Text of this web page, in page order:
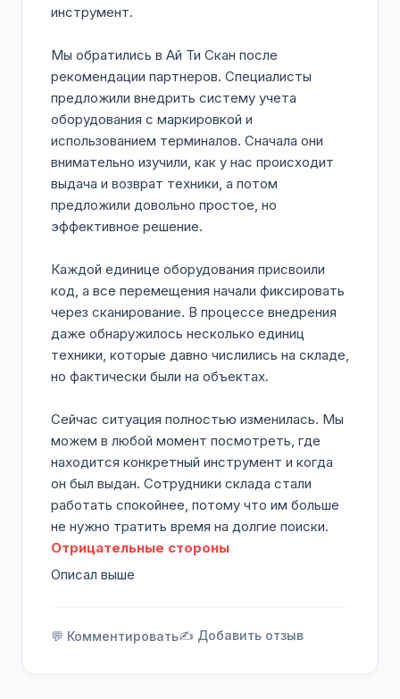
инструмент.
Мы обратились в Ай Ти Скан после
рекомендации партнеров. Специалисты
предложили внедрить систему учета
оборудования с маркировкой и
использованием терминалов. Сначала они
внимательно изучили, как у нас происходит
выдача и возврат техники, а потом
предложили довольно простое, но
эффективное решение.
Каждой единице оборудования присвоили
код, а все перемещения начали фиксировать
через сканирование. В процессе внедрения
даже обнаружилось несколько единиц
техники, которые давно числились на складе,
но фактически были на объектах.
Сейчас ситуация полностью изменилась. Мы
можем в любой момент посмотреть, где
находится конкретный инструмент и когда
он был выдан. Сотрудники склада стали
работать спокойнее, потому что им больше
не нужно тратить время на долгие поиски.
Отрицательные стороны
Описал выше
💬 Комментировать✍️ Добавить отзыв